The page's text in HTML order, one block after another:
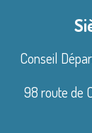
Conseil
98 route de